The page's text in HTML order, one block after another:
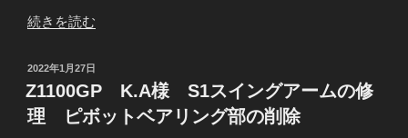
“Z1000Mk2
様
シ
ビ
エ
続きを読む
投
稿
日:
2022年1月27日
Z1100GP K.A様 S1スイングアームの修
理 ピボットベアリング部の削除